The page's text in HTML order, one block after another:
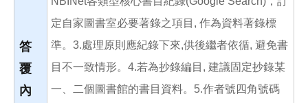
答
覆
內
定自家圖書室必要著錄之項目, 作為資料著錄標
準。3.處理原則應紀錄下來,供後繼者依循, 避免書
目不一致情形。4.若為抄錄編目, 建議固定抄錄某
一、二個圖書館的書目資料。5.作者號四角號碼